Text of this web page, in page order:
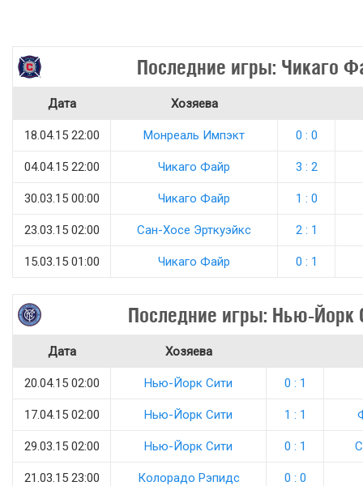
Последние игры: Чикаго
Дата Хозяева
18.04.15 22:00 Монреаль Импэкт 0 : 0
04.04.15 22:00 Чикаго Файр 3 : 2
30.03.15 00:00 Чикаго Файр 1 : 0
23.03.15 02:00 Сан-Хосе Эрткуэйкс 2 : 1
15.03.15 01:00 Чикаго Файр 0 : 1
Последние игры: Нью-Йорк
Дата Хозяева
20.04.15 02:00 Нью-Йорк Сити 0 : 1
17.04.15 02:00 Нью-Йорк Сити 1 : 1
29.03.15 02:00 Нью-Йорк Сити 0 : 1
21.03.15 23:00 Колорадо Рэпидс 0 : 0